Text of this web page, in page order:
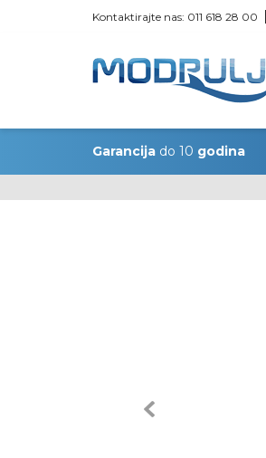
Kontaktirajte nas: 011 618 28 00
Garancija do 10 godina
Previous